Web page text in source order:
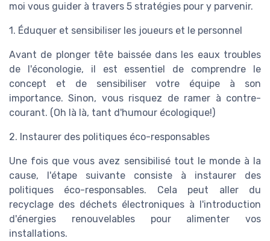
moi vous guider à travers 5 stratégies pour y parvenir.
1. Éduquer et sensibiliser les joueurs et le personnel
Avant de plonger tête baissée dans les eaux troubles
de l'éconologie, il est essentiel de comprendre le
concept et de sensibiliser votre équipe à son
importance. Sinon, vous risquez de ramer à contre-
courant. (Oh là là, tant d'humour écologique!)
2. Instaurer des politiques éco-responsables
Une fois que vous avez sensibilisé tout le monde à la
cause, l'étape suivante consiste à instaurer des
politiques éco-responsables. Cela peut aller du
recyclage des déchets électroniques à l'introduction
d'énergies renouvelables pour alimenter vos
installations.